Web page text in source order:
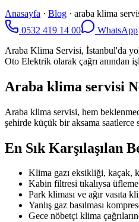
Anasayfa · Blog · araba klima
0532 419 14 00
WhatsApp
Araba Klima Servisi, İstanbul'da
Oto Elektrik olarak çağrı anından
Araba klima servisi
Araba klima servisi, hem
şehirde küçük bir aksama
En Sık Karşılaşılan
Klima gazı eksikliği, kaçak,
Kabin filtresi tıkalıysa
Park kliması ve ağır vasıta
Yanlış gaz basılması
Gece nöbetçi klima